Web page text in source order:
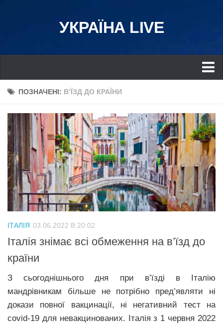
УКРАЇНА LIVE
Україна
Дніпро
Львів
Івано-Франківськ
Харків
Донбас
Одеса
Схід
Прикарпаття
Економіка
Політика
Світ
Цікаво
ПОЗНАЧЕНІ: В’ЇЗД ДО КРАЇНИ
ІТАЛІЯ 03.06.2022 В 20:02
Італія знімає всі обмеження на в’їзд до
країни
З сьогоднішнього дня при в’їзді в Італію
мандрівникам більше не потрібно пред’являти ні
докази повної вакцинації, ні негативний тест на
covid-19 для невакцинованих. Італія з 1 червня 2022